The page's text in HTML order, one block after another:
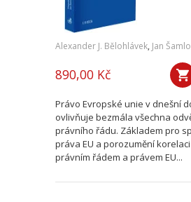
Alexander J. Bělohlávek, Jan
890,00 Kč
Právo Evropské unie v dnešní
ovlivňuje bezmála všechna
právního řádu. Základem pro
práva EU a porozumění
právním řádem a právem EU...